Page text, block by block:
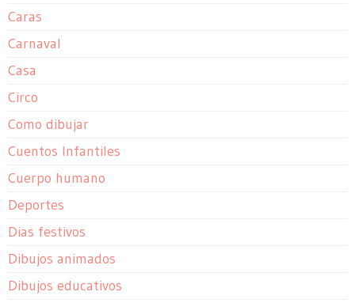
Caras
Carnaval
Casa
Circo
Como dibujar
Cuentos Infantiles
Cuerpo humano
Deportes
Dias festivos
Dibujos animados
Dibujos educativos